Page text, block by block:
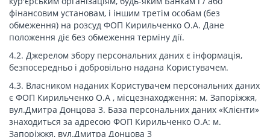
фінансовим установам, і іншим третім особам (без
обмеження) на розсуд ФОП Кирильченко О.А. Дане
положення діє без обмеження терміну дії.
4.2. Джерелом збору персональних даних є інформація,
безпосередньо і добровільно надана Користувачем.
4.3. Власником наданих Користувачем персональних даних
є ФОП Кирильченко О.А , місцезнаходження: м. Запоріжжя,
вул.Дмитра Донцова 3. База персональних даних «Клієнти»
знаходиться за адресою ФОП Кирильченко О.А: м.
Запоріжжя, вул.Дмитра Донцова 3